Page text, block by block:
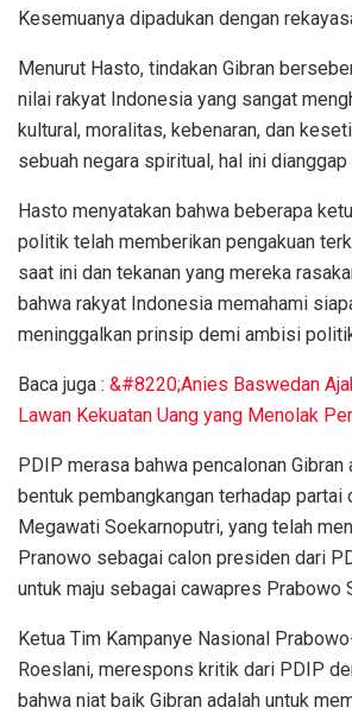
Kesemuanya dipadukan dengan
Menurut Hasto, tindakan Gibran
nilai rakyat Indonesia yang sangat
kultural, moralitas, kebenaran, dan
sebuah negara spiritual, hal ini
Hasto menyatakan bahwa beberapa
politik telah memberikan pengakuan
saat ini dan tekanan yang mereka
bahwa rakyat Indonesia memahami
meninggalkan prinsip demi ambisi
Baca juga : &#8220;Anies Baswedan
Lawan Kekuatan Uang yang Menolak
PDIP merasa bahwa pencalonan Gibran
bentuk pembangkangan terhadap partai
Megawati Soekarnoputri, yang telah
Pranowo sebagai calon presiden dari
untuk maju sebagai cawapres Prabowo
Ketua Tim Kampanye Nasional
Roeslani, merespons kritik dari PDIP
bahwa niat baik Gibran adalah untuk